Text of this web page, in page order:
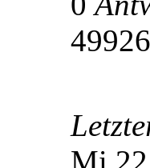
49926
Mi